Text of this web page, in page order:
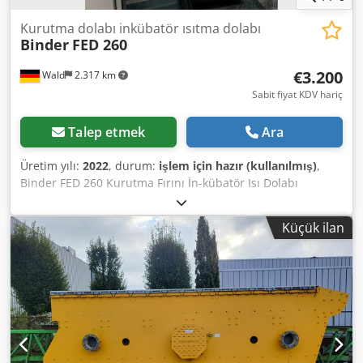
Wald 2.317 km
Kurutma dolabı inkübatör ısıtma dolabı
Binder FED 260
€3.200
Sabit fiyat KDV hariç
Talep etmek Ara
Üretim yılı: 2022, durum: işlem için hazır (kullanılmış),
Binder FED 260 Kurutma Fırını İn-kübatör Isı Dolabı
Kuluçka Dolabı No. 1148 Nominal Sıcaklık: 300°C İç Ölçüler:
650mm × 515mm × 780mm (G x D x Y) Dış Ölçüler: 810mm
× 760mm × 940mm (G x D x Y) Ağırlık: yaklaşık 84 kg Güç:
2,30 kW Dedpfxeyvug Ro Afkock Üretim Yılı: 2022 Cihazı
yerinde görmek için sizi memnuniyetle davet edebiliriz.
Talebiniz halinde sizin için uygun maliyetli bir
nakliye/demiryolu/lojistik şirketi organize edebiliriz. Satın
aldığınızda size düzenli bir fatura verilecektir.
Yurtdışındaki müşteriler için geçerli bir KDV Kimlik
Numarası (VAT ID) olması koşuluyla net fatura sunulabilir.
Küçük ilan